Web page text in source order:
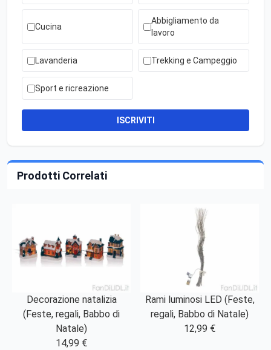
Cucina
Abbigliamento da
lavoro
Lavanderia Trekking e Campeggio
Sport e ricreazione
ISCRIVITI
Prodotti Correlati
Decorazione natalizia
(Feste, regali, Babbo di
Natale)
14,99 €
Rami luminosi LED (Feste,
regali, Babbo di Natale)
12,99 €